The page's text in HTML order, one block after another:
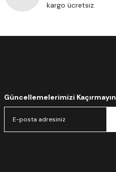
kargo ücretsiz.
Güncellemelerimizi Kaçırmayın